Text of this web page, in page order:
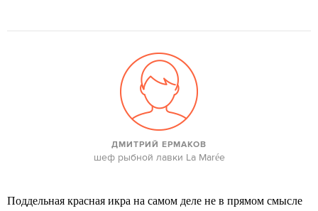
ДМИТРИЙ ЕРМАКОВ
шеф рыбной лавки La Marée
Поддельная красная икра на самом деле не в прямом смысле